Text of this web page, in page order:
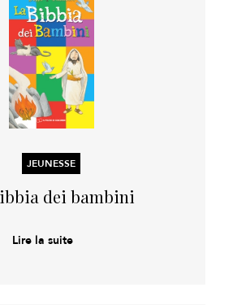
JEUNESSE
dei bambini
Lire la suite